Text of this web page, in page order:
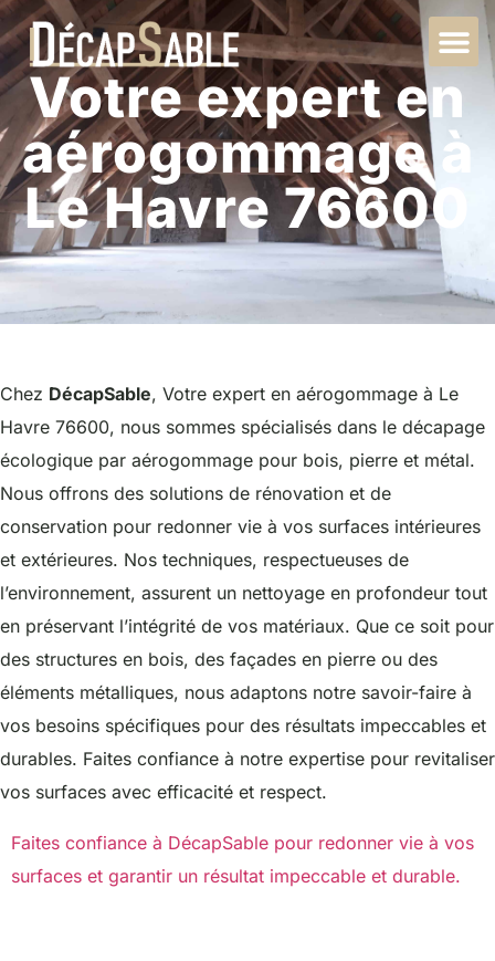
Votre expert en
aérogommage à
Le Havre 76600
Chez DécapSable, Votre expert en aérogommage à Le
Havre 76600, nous sommes spécialisés dans le décapage
écologique par aérogommage pour bois, pierre et métal.
Nous offrons des solutions de rénovation et de
conservation pour redonner vie à vos surfaces intérieures
et extérieures. Nos techniques, respectueuses de
l’environnement, assurent un nettoyage en profondeur tout
en préservant l’intégrité de vos matériaux. Que ce soit pour
des structures en bois, des façades en pierre ou des
éléments métalliques, nous adaptons notre savoir-faire à
vos besoins spécifiques pour des résultats impeccables et
durables. Faites confiance à notre expertise pour revitaliser
vos surfaces avec efficacité et respect.
Faites confiance à DécapSable pour redonner vie à vos
surfaces et garantir un résultat impeccable et durable.